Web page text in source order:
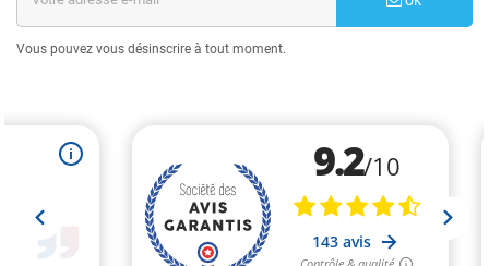
Vous pouvez vous désinscrire à tout moment.